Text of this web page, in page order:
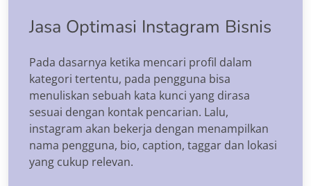
Jasa Optimasi Instagram Bisnis
Pada dasarnya ketika mencari profil dalam
kategori tertentu, pada pengguna bisa
menuliskan sebuah kata kunci yang dirasa
sesuai dengan kontak pencarian. Lalu,
instagram akan bekerja dengan menampilkan
nama pengguna, bio, caption, taggar dan lokasi
yang cukup relevan.